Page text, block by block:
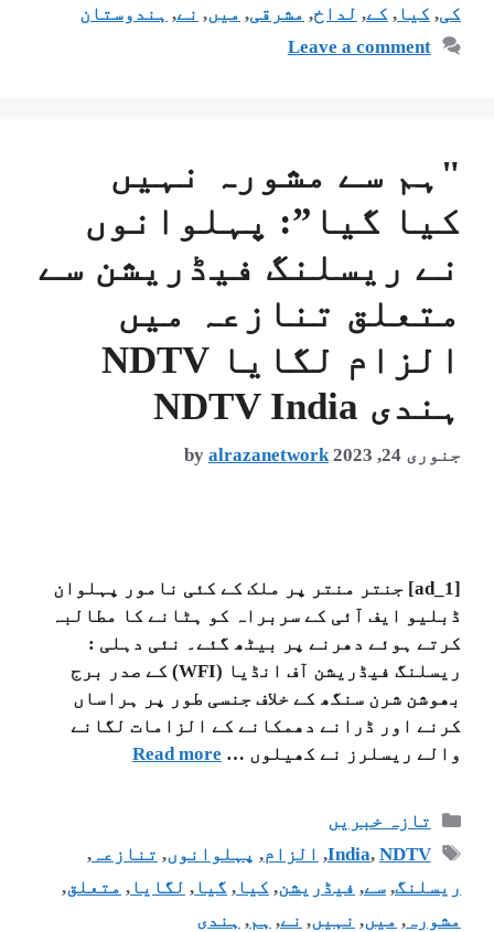
کی, کیا , کے, لداخ, مشرقی, میں, نے, ہندوستان
Leave a comment
"ہم سے مشورہ نہیں
کیا گیا”: پہلوانوں
نے ریسلنگ فیڈریشن سے
متعلق تنازعہ میں
الزام لگایا NDTV
ہندی NDTV India
جنوری 24, 2023 by alrazanetwork
[ad_1] جنتر منتر پر ملک کے کئی نامور پہلوان
ڈبلیو ایف آئی کے سربراہ کو ہٹانے کا مطالبہ
کرتے ہوئے دھرنے پر بیٹھ گئے۔ نئی دہلی :
ریسلنگ فیڈریشن آف انڈیا (WFI) کے صدر برج
بھوشن شرن سنگھ کے خلاف جنسی طور پر ہراساں
کرنے اور ڈرانے دھمکانے کے الزامات لگانے
والے ریسلرز نے کھیلوں … Read more
تازہ خبریں
India, NDTV
, الزام, پہلوانوں, تنازعہ,
ریسلنگ, سے, فیڈریشن, کیا , گیا , لگایا , متعلق,
مشورہ , میں, نہیں, نے, ہم, ہندی